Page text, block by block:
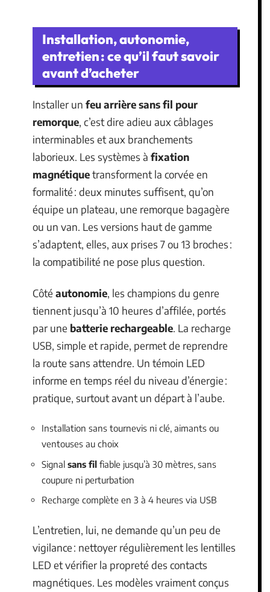
Installation, autonomie,
entretien : ce qu’il faut savoir
avant d’acheter
Installer un feu arrière sans fil pour
remorque, c’est dire adieu aux câblages
interminables et aux branchements
laborieux. Les systèmes à fixation
magnétiquetransforment la corvée en
formalité : deux minutes suffisent, qu’on
équipe un plateau, une remorque bagagère
ou un van. Les versions haut de gamme
s’adaptent, elles, aux prises 7 ou 13 broches :
la compatibilité ne pose plus question.
Côté autonomie, les champions du genre
tiennent jusqu’à 10 heures d’affilée, portés
par une batterie rechargeable. La recharge
USB, simple et rapide, permet de reprendre
la route sans attendre. Un témoin LED
informe en temps réel du niveau d’énergie :
pratique, surtout avant un départ à l’aube.
Installation sans tournevis ni clé, aimants ou
ventouses au choix
Signal sans fil fiable jusqu’à 30 mètres, sans
coupure ni perturbation
Recharge complète en 3 à 4 heures via USB
L’entretien, lui, ne demande qu’un peu de
vigilance : nettoyer régulièrement les lentilles
LED et vérifier la propreté des contacts
magnétiques. Les modèles vraiment conçus